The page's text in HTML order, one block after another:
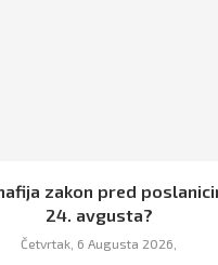
zakon pred
24. avgusta?
Četvrtak, 6 Augusta 2026,